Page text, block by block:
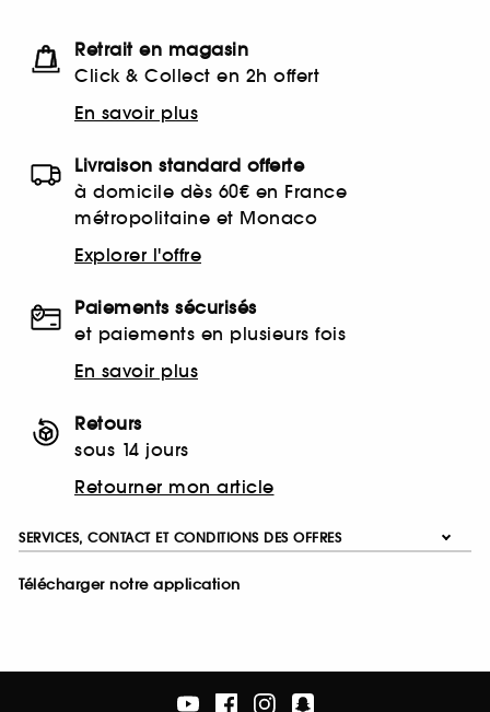
Retrait en magasin
Click & Collect en 2h offert
En savoir plus
Livraison standard offerte
à domicile dès 60€ en France
métropolitaine et Monaco
Explorer l'offre
Paiements sécurisés
et paiements en plusieurs fois
En savoir plus
Retours
sous 14 jours
Retourner mon article
SERVICES, CONTACT ET CONDITIONS DES OFFRES
Télécharger notre application